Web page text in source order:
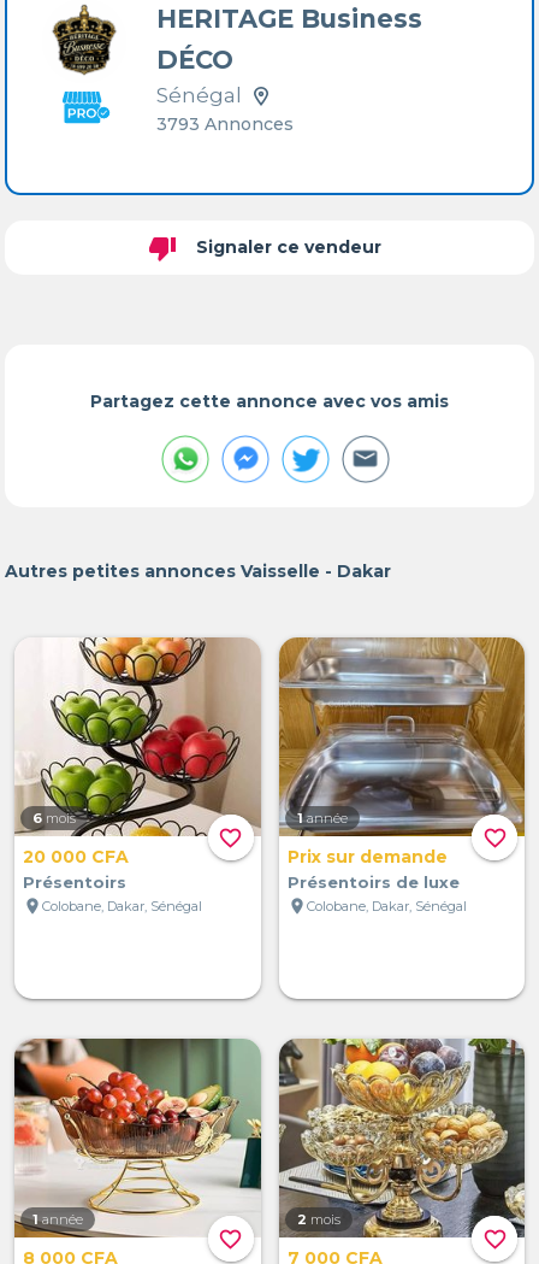
HERITAGE Business
DÉCO
Sénégal
3793 Annonces
thumb_down Signaler ce vendeur
Partagez cette annonce avec vos amis
Autres petites annonces Vaisselle - Dakar
favorite_border
6 mois
20 000 CFA
Présentoirs
location_on Colobane, Dakar, Sénégal
favorite_border
1 année
Prix sur demande
Présentoirs de luxe
location_on Colobane, Dakar, Sénégal
favorite_border
1 année
8 000 CFA
favorite_border
2 mois
7 000 CFA